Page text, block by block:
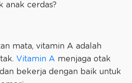
anak cerdas?
mata, vitamin A adalah
Vitamin A menjaga otak
bekerja dengan baik untuk